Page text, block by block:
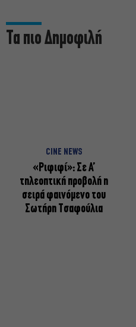
Τα πιο Δημοφιλή
CINE NEWS
«Ριφιφί»: Σε Α’
τηλεοπτική προβολή η
σειρά φαινόμενο του
Σωτήρη Τσαφούλια